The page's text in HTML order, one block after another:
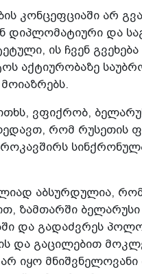
კონცეფციაში არ
დიპლომატიური და
ის ჩვენ
აქტიურობაზე
ვფიქრობ,
რომ რუსეთის
აბსურდულია,
ზამთარში
და გადაძვრეს
და გაცილებით
იყო მნიშვნელოვანი